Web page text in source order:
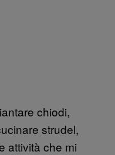
chiodi,
strudel,
attività che mi